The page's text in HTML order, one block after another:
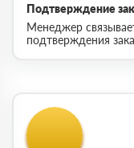
Подтверждение
Менеджер
подтверждения